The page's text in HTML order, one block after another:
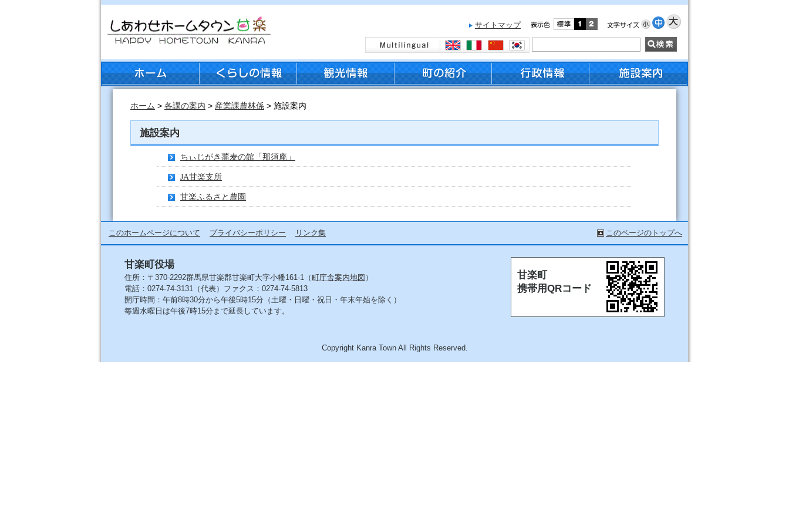
サイトマップ
ホーム > 各課の案内 > 産業課農林係 > 施設案内
施設案内
ちぃじがき蕎麦の館「那須庵」
JA甘楽支所
甘楽ふるさと農園
このページのトップへ
このホームページについて プライバシーポリシー リンク集
甘楽町役場
住所：〒370-2292群馬県甘楽郡甘楽町大字小幡161-1（町庁舎案内地図 ）
電話：0274-74-3131（代表）ファクス：0274-74-5813
開庁時間：午前8時30分から午後5時15分（土曜・日曜・祝日・年末年始を除く）
毎週水曜日は午後7時15分まで延長しています。
甘楽町
携帯用QRコード
Copyright Kanra Town All Rights Reserved.